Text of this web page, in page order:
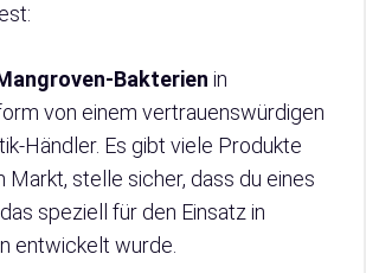
Bakterien in
von einem vertrauenswürdigen
Händler. Es gibt viele Produkte
Markt, stelle sicher, dass du eines
speziell für den Einsatz in
entwickelt wurde.